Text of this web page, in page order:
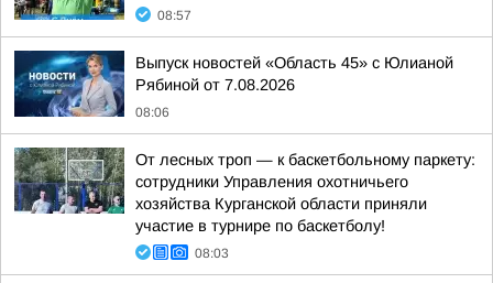
08:57
Выпуск новостей «Область 45» с Юлианой
Рябиной от 7.08.2026
08:06
От лесных троп — к баскетбольному паркету:
сотрудники Управления охотничьего
хозяйства Курганской области приняли
участие в турнире по баскетболу!
08:03